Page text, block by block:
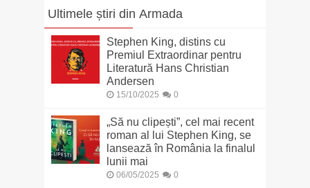
Ultimele știri din Armada
Stephen King, distins cu
Premiul Extraordinar pentru
Literatură Hans Christian
Andersen
15/10/2025 0
„Să nu clipești”, cel mai recent
roman al lui Stephen King, se
lansează în România la finalul
lunii mai
06/05/2025 0